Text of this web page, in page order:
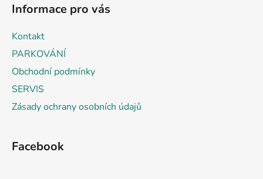
Informace pro vás
Kontakt
PARKOVÁNÍ
Obchodní podmínky
SERVIS
Zásady ochrany osobních údajů
Facebook